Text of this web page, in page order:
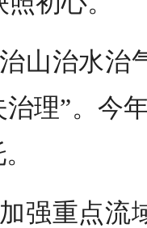
山治水治
理”。今
强重点流